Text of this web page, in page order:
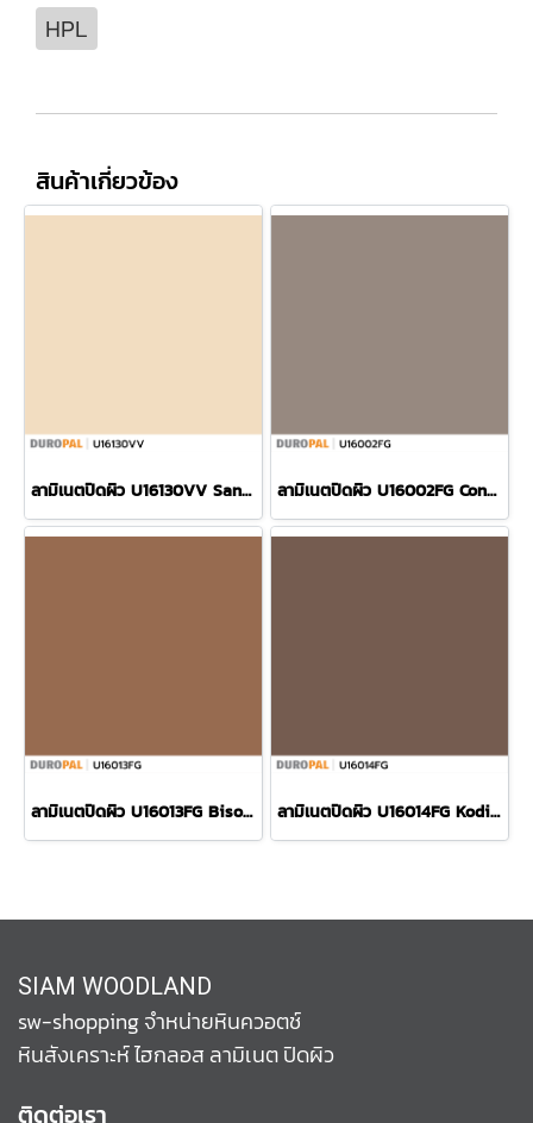
HPL
สินค้าเกี่ยวข้อง
ลามิเนตปิดผิว U16130VV Sand Grey แบรนด์ Duropal ลามิเนตปิดผิว U16002FG Congo แบรนด์ Duropal
ลามิเนตปิดผิว U16013FG Bison แบรนด์ Duropal ลามิเนตปิดผิว U16014FG Kodiak แบรนด์ Duropal
SIAM WOODLAND
sw-shopping จำหน่ายหินควอตช์
หินสังเคราะห์ ไฮกลอส ลามิเนต ปิดผิว
ติดต่อเรา